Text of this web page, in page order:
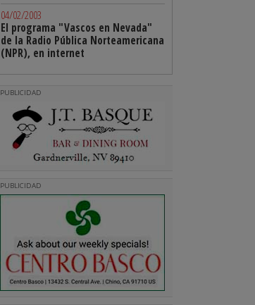
04/02/2003
El programa "Vascos en Nevada"
de la Radio Pública Norteamericana
(NPR), en internet
PUBLICIDAD
PUBLICIDAD